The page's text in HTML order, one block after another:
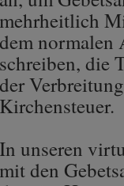
mehrheitlich
dem normalen
schreiben, die
der
Kirchensteuer.
In unseren
mit den